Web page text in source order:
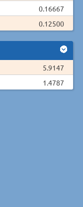
0.16667
0.12500
5.9147
1.4787